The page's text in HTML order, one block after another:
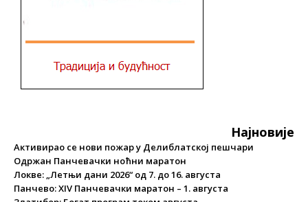
Најновије
Активирао се нови пожар у Делиблатској пешчари
Одржан Панчевачки ноћни маратон
Локве: „Летњи дани 2026“ од 7. до 16. августа
Панчево: XIV Панчевачки маратон – 1. августа